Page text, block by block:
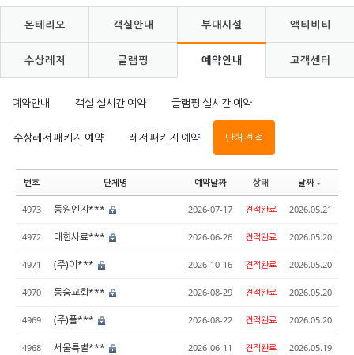
몬테리오 객실안내 부대시설 액티비티
수상레저 글램핑 예약안내 고객센터
예약안내 객실 실시간 예약 글램핑 실시간 예약
수상레저 패키지 예약 레저 패키지 예약 단체견적
번호 단체명 예약날짜 상태 날짜
4973 동원엔지*** 2026-07-17 견적완료 2026.05.21
4972 대한사료*** 2026-06-26 견적완료 2026.05.20
4971 (주)이*** 2026-10-16 견적완료 2026.05.20
4970 동숭교회*** 2026-08-29 견적완료 2026.05.20
4969 (주)플*** 2026-08-22 견적완료 2026.05.20
4968 서울특별*** 2026-06-11 견적완료 2026.05.19